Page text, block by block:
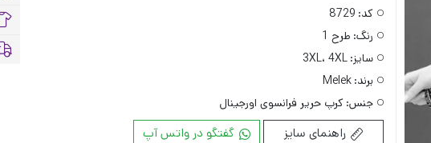
کد: 8729
رنگ: طرح 1
سایز: 3XL، 4XL
برند: Melek
جنس: کرپ حریر فرانسوی اورجینال
راهنمای سایز گفتگو در واتس آپ